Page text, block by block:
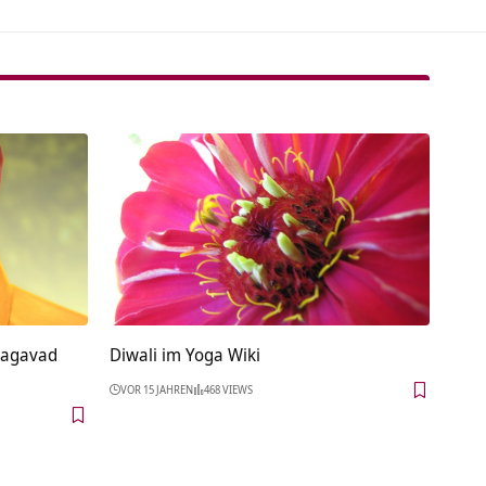
Diwali im Yoga Wiki
VOR 15 JAHREN 468 VIEWS